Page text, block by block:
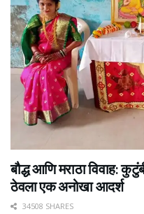
बौद्ध आणि मराठा विवाह:
ठेवला एक अनोखा आदर्श
34508 SHARES